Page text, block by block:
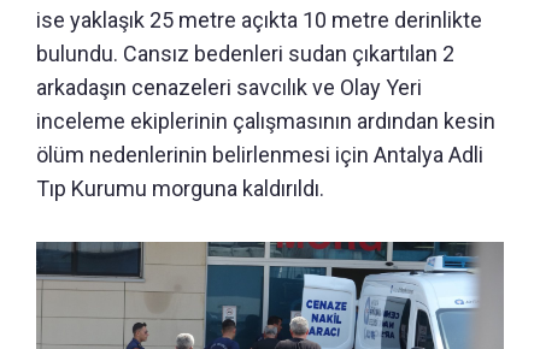
ise yaklaşık 25 metre açıkta 10 metre derinlikte
bulundu. Cansız bedenleri sudan çıkartılan 2
arkadaşın cenazeleri savcılık ve Olay Yeri
inceleme ekiplerinin çalışmasının ardından kesin
ölüm nedenlerinin belirlenmesi için Antalya Adli
Tıp Kurumu morguna kaldırıldı.